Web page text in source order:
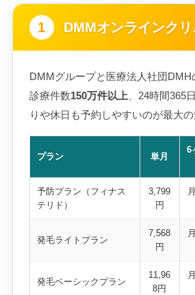
1 DMMオンラインクリ
DMMグループと医療法人社団DMH
診療件数150万件以上 、24時間365
りや休日も予約しやすいのが最大の
プラン 単月
6
予防プラン（フィナス
テリド）
3,799
円
発毛ライトプラン
7,568
円
発毛ベーシックプラン
11,96
8円